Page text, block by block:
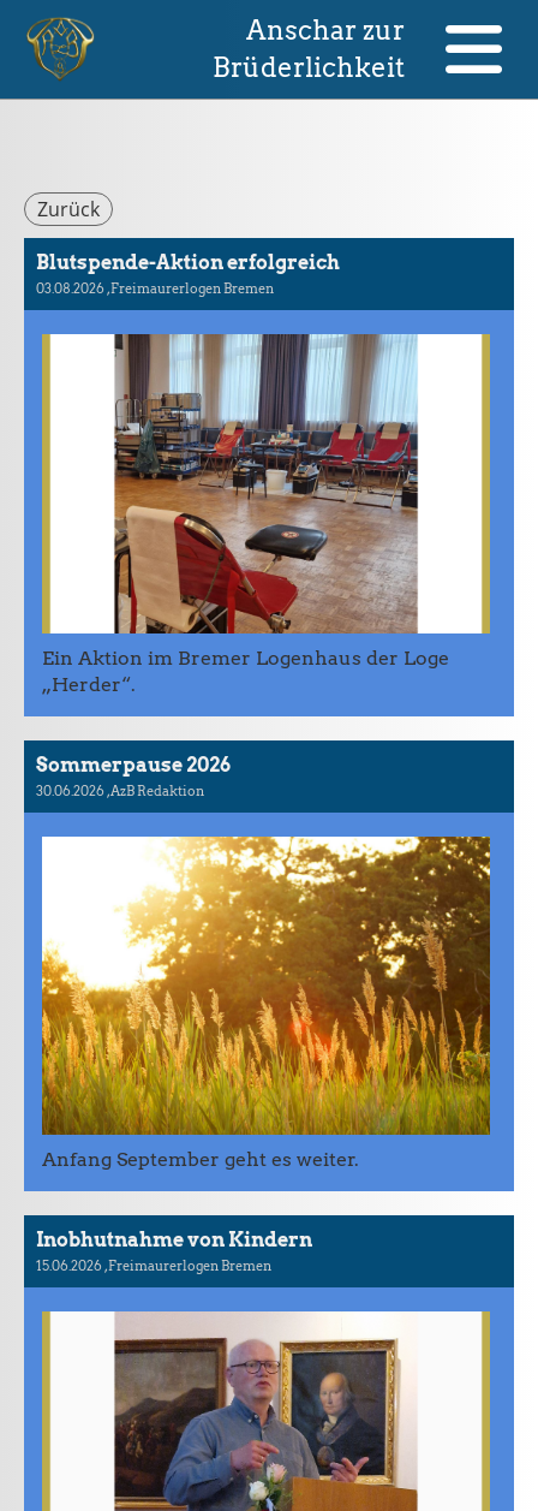
Anschar zur
Brüderlichkeit
Zurück
Blutspende-Aktion erfolgreich
03.08.2026 , Freimaurerlogen Bremen
Ein Aktion im Bremer Logenhaus der Loge
„Herder“.
Sommerpause 2026
30.06.2026 , AzB Redaktion
Anfang September geht es weiter.
Inobhutnahme von Kindern
15.06.2026 , Freimaurerlogen Bremen